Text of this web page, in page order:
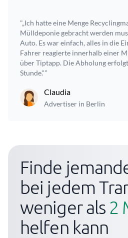
"„Ich hatte eine Menge
Mülldeponie gebracht werden
Auto. Es war einfach, alles in die
Fahrer reagierte innerhalb einer
über Tiptapp. Die Abholung
Stunde.“”
Claudia
Advertiser in Berlin
Finde
bei jedem
weniger als 2
helfen kann